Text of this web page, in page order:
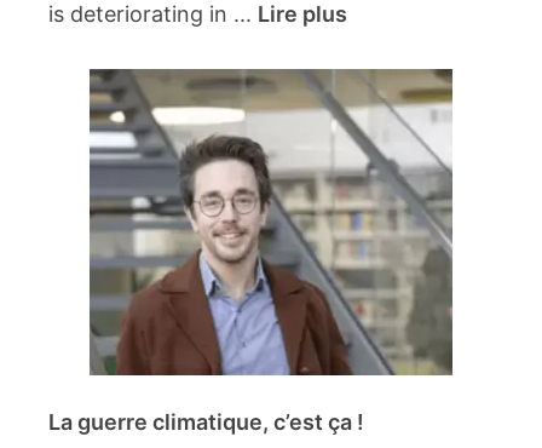
is deteriorating in ... Lire plus
La guerre climatique, c’est ça !